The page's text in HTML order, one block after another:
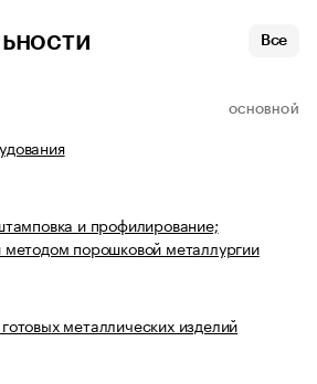
Все
ОСНОВНОЙ
и профилирование;
методом порошковой металлургии
металлических изделий